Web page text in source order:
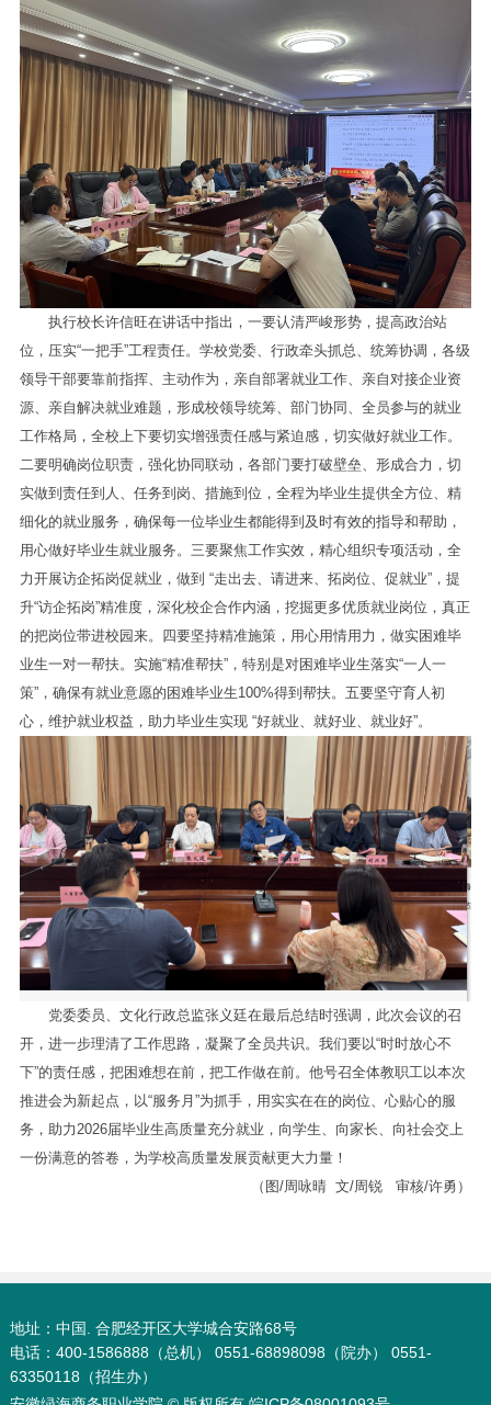
执行校长许信旺在讲话中指出，一要认清严峻形势，提高政治站
位，压实“一把手”工程责任。学校党委、行政牵头抓总、统筹协调，各级
领导干部要靠前指挥、主动作为，亲自部署就业工作、亲自对接企业资
源、亲自解决就业难题，形成校领导统筹、部门协同、全员参与的就业
工作格局，全校上下要切实增强责任感与紧迫感，切实做好就业工作。
二要明确岗位职责，强化协同联动，各部门要打破壁垒、形成合力，切
实做到责任到人、任务到岗、措施到位，全程为毕业生提供全方位、精
细化的就业服务，确保每一位毕业生都能得到及时有效的指导和帮助，
用心做好毕业生就业服务。三要聚焦工作实效，精心组织专项活动，全
力开展访企拓岗促就业，做到 “走出去、请进来、拓岗位、促就业”，提
升“访企拓岗”精准度，深化校企合作内涵，挖掘更多优质就业岗位，真正
的把岗位带进校园来。四要坚持精准施策，用心用情用力，做实困难毕
业生一对一帮扶。实施“精准帮扶”，特别是对困难毕业生落实“一人一
策”，确保有就业意愿的困难毕业生100%得到帮扶。五要坚守育人初
心，维护就业权益，助力毕业生实现 “好就业、就好业、就业好”。
党委委员、文化行政总监张义廷在最后总结时强调，此次会议的召
开，进一步理清了工作思路，凝聚了全员共识。我们要以“时时放心不
下”的责任感，把困难想在前，把工作做在前。他号召全体教职工以本次
推进会为新起点，以“服务月”为抓手，用实实在在的岗位、心贴心的服
务，助力2026届毕业生高质量充分就业，向学生、向家长、向社会交上
一份满意的答卷，为学校高质量发展贡献更大力量！
（图/周咏晴 文/周锐 审核/许勇）
地址：中国. 合肥经开区大学城合安路68号
电话：400-1586888（总机） 0551-68898098（院办） 0551-
63350118（招生办）